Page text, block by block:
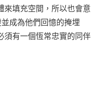
來填充空間，所以也會意
成為他們回憶的掩埋
須有一個恆常忠實的同伴